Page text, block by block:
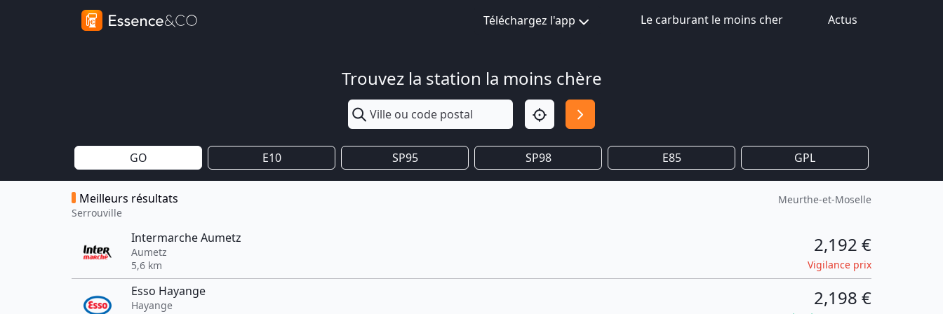
Téléchargez l'app Le carburant le moins cher Actus
Trouvez la station la moins chère
GO E10 SP95 SP98 E85 GPL
Meilleurs résultats
Serrouville
Meurthe-et-Moselle
Intermarche Aumetz
Aumetz
5,6 km
2,192 €
Vigilance prix
Esso Hayange
Hayange
2,198 €